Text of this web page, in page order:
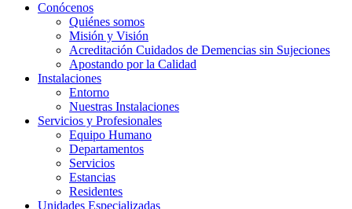
Conócenos
Quiénes somos
Misión y Visión
Acreditación Cuidados de Demencias sin Sujeciones
Apostando por la Calidad
Instalaciones
Entorno
Nuestras Instalaciones
Servicios y Profesionales
Equipo Humano
Departamentos
Servicios
Estancias
Residentes
Unidades Especializadas